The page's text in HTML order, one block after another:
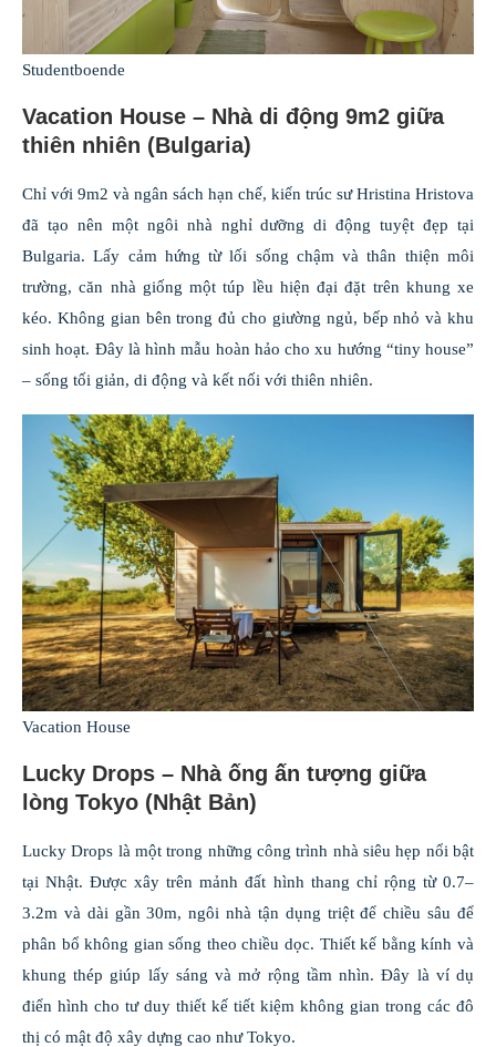
Studentboende
Vacation House – Nhà di động 9m2 giữa
thiên nhiên (Bulgaria)
Chỉ với 9m2 và ngân sách hạn chế, kiến trúc sư Hristina Hristova
đã tạo nên một ngôi nhà nghỉ dưỡng di động tuyệt đẹp tại
Bulgaria. Lấy cảm hứng từ lối sống chậm và thân thiện môi
trường, căn nhà giống một túp lều hiện đại đặt trên khung xe
kéo. Không gian bên trong đủ cho giường ngủ, bếp nhỏ và khu
sinh hoạt. Đây là hình mẫu hoàn hảo cho xu hướng “tiny house”
– sống tối giản, di động và kết nối với thiên nhiên.
Vacation House
Lucky Drops – Nhà ống ấn tượng giữa
lòng Tokyo (Nhật Bản)
Lucky Drops là một trong những công trình nhà siêu hẹp nổi bật
tại Nhật. Được xây trên mảnh đất hình thang chỉ rộng từ 0.7–
3.2m và dài gần 30m, ngôi nhà tận dụng triệt để chiều sâu để
phân bổ không gian sống theo chiều dọc. Thiết kế bằng kính và
khung thép giúp lấy sáng và mở rộng tầm nhìn. Đây là ví dụ
điển hình cho tư duy thiết kế tiết kiệm không gian trong các đô
thị có mật độ xây dựng cao như Tokyo.